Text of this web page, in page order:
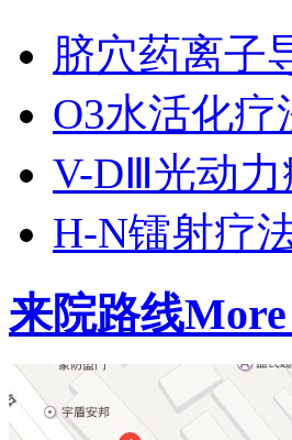
脐穴药离子
O3水活化疗
V-DⅢ光动力
H-N镭射疗
来院路线